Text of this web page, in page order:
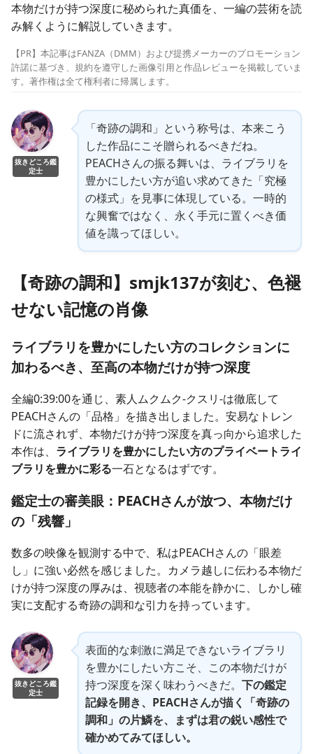
本物だけが持つ深度に秘められた真価を、一編の芸術を読
み解くように解説していきます。
【PR】本記事はFANZA（DMM）および提携メーカーのプロモーション
許諾に基づき、規約を遵守した画像引用と作品レビューを掲載していま
す。著作権は全て権利者に帰属します。
抜きどころ鑑
定士
「奇跡の調和」という称号は、本来こう
した作品にこそ贈られるべきだね。
PEACHさんの振る舞いは、ライブラリを
豊かにしたい方が追い求めてきた「究極
の様式」を見事に体現している。一時的
な興奮ではなく、永く手元に置くべき価
値を識ってほしい。
【奇跡の調和】smjk137が刻む、色褪
せない記憶の肖像
ライブラリを豊かにしたい方のコレクションに
加わるべき、至高の本物だけが持つ深度
全編0:39:00を通じ、素人ムクムク-クスリ-は徹底して
PEACHさんの「品格」を描き出しました。安易なトレン
ドに流されず、本物だけが持つ深度を真っ向から追求した
本作は、 ライブラリを豊かにしたい方のプライベートライ
ブラリを豊かに彩る一石となるはずです。
鑑定士の審美眼：PEACHさんが放つ、本物だけ
の「残響」
数多の映像を観測する中で、私はPEACHさんの「眼差
し」に強い必然を感じました。カメラ越しに伝わる本物だ
けが持つ深度の厚みは、視聴者の本能を静かに、しかし確
実に支配する奇跡の調和な引力を持っています。
抜きどころ鑑
定士
表面的な刺激に満足できないライブラリ
を豊かにしたい方こそ、この本物だけが
持つ深度を深く味わうべきだ。 下の鑑定
記録を開き、PEACHさんが描く「奇跡の
調和」の片鱗を、まずは君の鋭い感性で
確かめてみてほしい。